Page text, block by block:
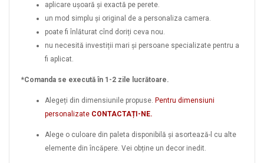
aplicare ușoară și exactă pe perete.
un mod simplu și original de a personaliza camera.
poate fi înlăturat cînd doriți ceva nou.
nu necesită investiții mari și persoane specializate pentru a
fi aplicat.
*Comanda se execută în 1-2 zile lucrătoare.
Alegeți din dimensiunile propuse. Pentru dimensiuni
personalizate CONTACTAȚI-NE.
Alege o culoare din paleta disponibilă și asortează-l cu alte
elemente din încăpere. Vei obține un decor inedit.